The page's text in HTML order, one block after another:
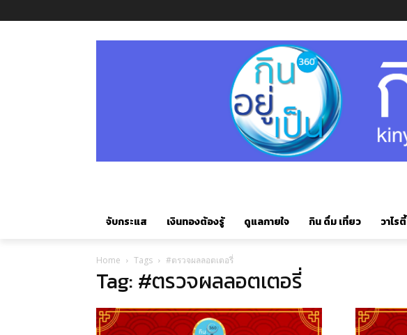
จับกระแส เงินทองต้องรู้ ดูแลกายใจ กิน ดื่ม เที่ยว วาไรตี้
Home Tags #ตรวจผลลอตเตอรี่
Tag: #ตรวจผลลอตเตอรี่